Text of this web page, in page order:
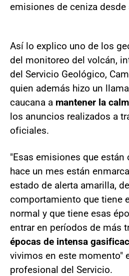
emisiones de ceniza desde
Así lo explico uno de los
del monitoreo del volcán,
del Servicio Geológico,
quien además hizo un
caucana a mantener la
los anuncios realizados a
oficiales.
"Esas emisiones que están
hace un mes están
estado de alerta amarilla,
comportamiento que tiene
normal y que tiene esas
entrar en períodos de más
épocas de intensa
vivimos en este momento"
profesional del Servicio.